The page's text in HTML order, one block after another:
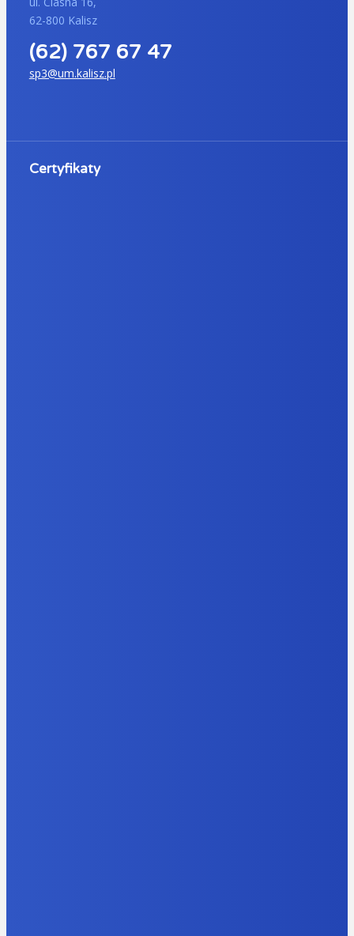
62-800 Kalisz
(62) 767 67 47
sp3@um.kalisz.pl
Certyfikaty